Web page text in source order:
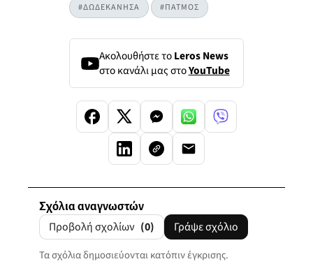
#ΔΩΔΕΚΑΝΗΣΑ #ΠΑΤΜΟΣ
Ακολουθήστε τοLeros News
στο κανάλι μας στοYouTube
Σχόλια αναγνωστών
Προβολή σχολίων (0) Γράψε σχόλιο
Τα σχόλια δημοσιεύονται κατόπιν έγκρισης.